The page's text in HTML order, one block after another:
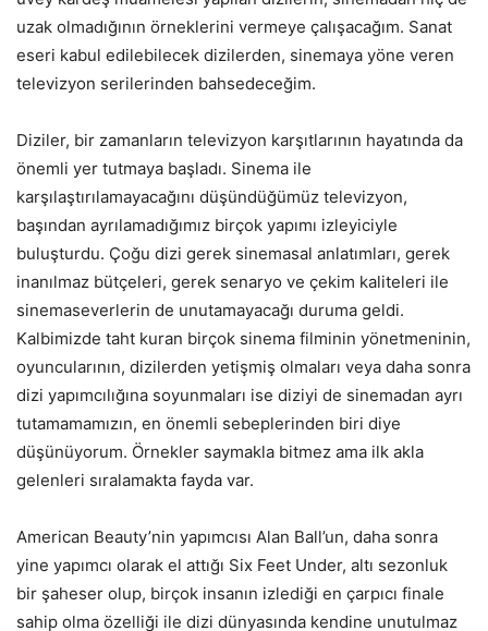
uzak olmadığının örneklerini vermeye çalışacağım. Sanat
eseri kabul edilebilecek dizilerden, sinemaya yöne veren
televizyon serilerinden bahsedeceğim.
Diziler, bir zamanların televizyon karşıtlarının hayatında da
önemli yer tutmaya başladı. Sinema ile
karşılaştırılamayacağını düşündüğümüz televizyon,
başından ayrılamadığımız birçok yapımı izleyiciyle
buluşturdu. Çoğu dizi gerek sinemasal anlatımları, gerek
inanılmaz bütçeleri, gerek senaryo ve çekim kaliteleri ile
sinemaseverlerin de unutamayacağı duruma geldi.
Kalbimizde taht kuran birçok sinema filminin yönetmeninin,
oyuncularının, dizilerden yetişmiş olmaları veya daha sonra
dizi yapımcılığına soyunmaları ise diziyi de sinemadan ayrı
tutamamamızın, en önemli sebeplerinden biri diye
düşünüyorum. Örnekler saymakla bitmez ama ilk akla
gelenleri sıralamakta fayda var.
American Beauty’nin yapımcısı Alan Ball’un, daha sonra
yine yapımcı olarak el attığı Six Feet Under, altı sezonluk
bir şaheser olup, birçok insanın izlediği en çarpıcı finale
sahip olma özelliği ile dizi dünyasında kendine unutulmaz